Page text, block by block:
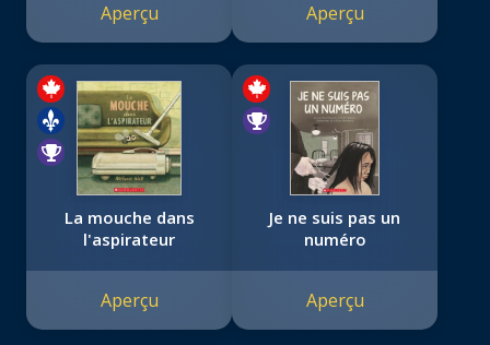
Aperçu Aperçu
La mouche dans
l'aspirateur
Aperçu
Je ne suis pas un
numéro
Aperçu